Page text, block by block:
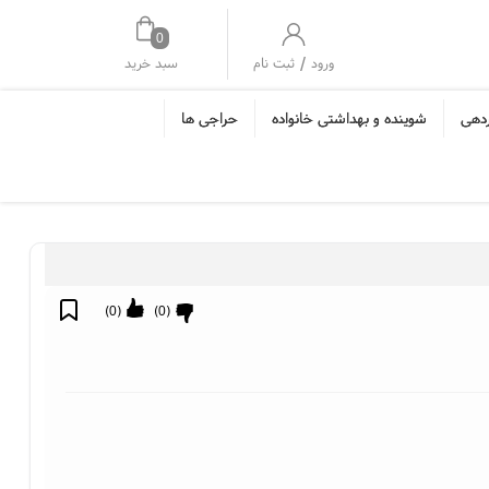
0
سبد خرید ورود / ثبت نام
شوینده و بهداشتی خانواده حراجی ها
(
0
) (
0
)